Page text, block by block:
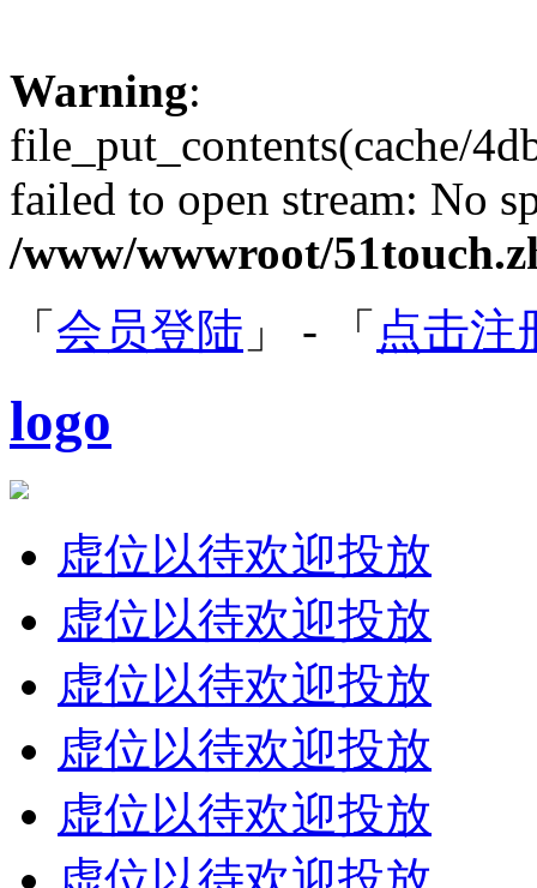
Warning:
file_put_contents(cache/
failed to open stream: No
/www/wwwroot/
「 会员登陆 」 - 「 点击注
logo
虚位以待欢迎投放
虚位以待欢迎投放
虚位以待欢迎投放
虚位以待欢迎投放
虚位以待欢迎投放